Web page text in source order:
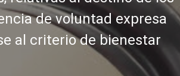
de voluntad expresa
al criterio de bienestar